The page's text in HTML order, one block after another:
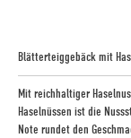
Blätterteiggebäck mit
Mit reichhaltiger
Haselnüssen ist die
Note rundet den